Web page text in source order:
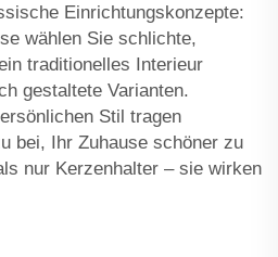
Einrichtungskonzepte:
wählen Sie schlichte,
traditionelles Interieur
gestaltete Varianten.
Stil tragen
bei, Ihr Zuhause schöner zu
nur Kerzenhalter – sie wirken